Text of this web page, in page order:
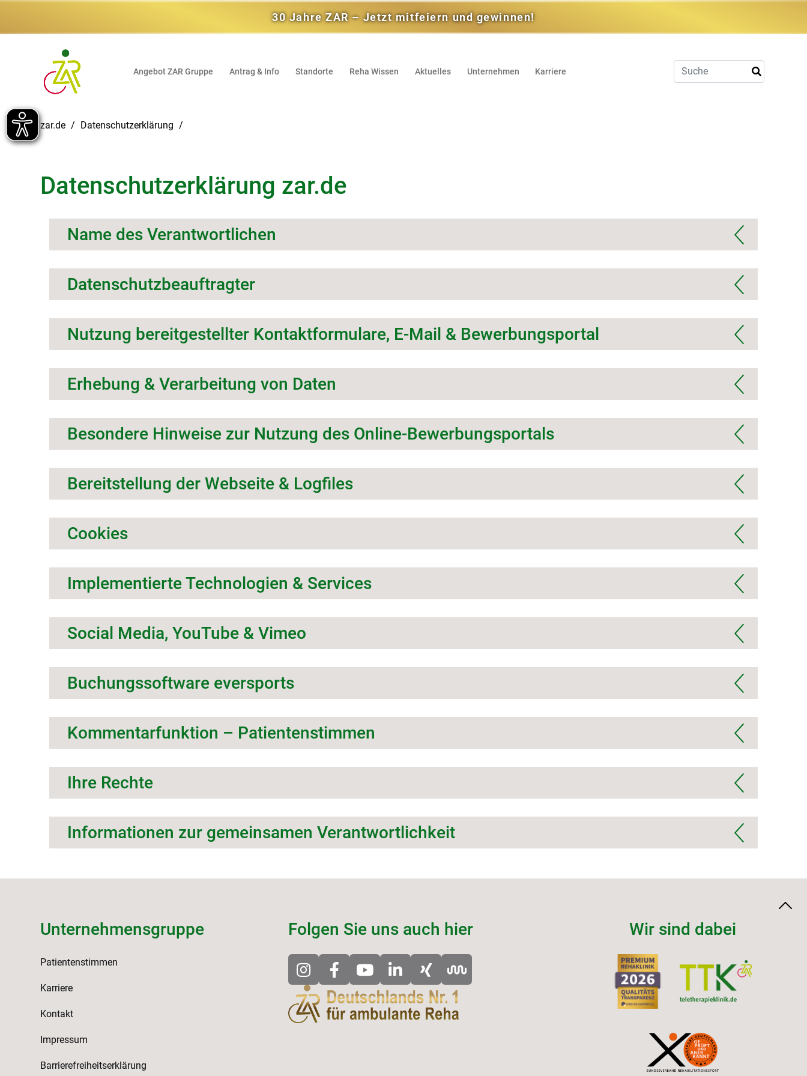
30 Jahre ZAR – Jetzt mitfeiern und gewinnen!
Angebot ZAR Gruppe Antrag & Info Standorte Reha Wissen Aktuelles Unternehmen Karriere
zar.de Datenschutzerklärung
Datenschutzerklärung zar.de
Name des Verantwortlichen
Datenschutzbeauftragter
Nutzung bereitgestellter Kontaktformulare, E-Mail & Bewerbungsportal
Erhebung & Verarbeitung von Daten
Besondere Hinweise zur Nutzung des Online-Bewerbungsportals
Bereitstellung der Webseite & Logfiles
Cookies
Implementierte Technologien & Services
Social Media, YouTube & Vimeo
Buchungssoftware eversports
Kommentarfunktion – Patientenstimmen
Ihre Rechte
Informationen zur gemeinsamen Verantwortlichkeit
Unternehmensgruppe
Patientenstimmen
Karriere
Kontakt
Impressum
Barrierefreiheitserklärung
Folgen Sie uns auch hier Wir sind dabei